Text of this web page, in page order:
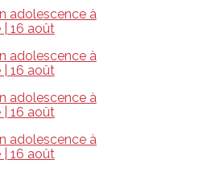
adolescence à
| 16 août
adolescence à
| 16 août
adolescence à
| 16 août
adolescence à
| 16 août